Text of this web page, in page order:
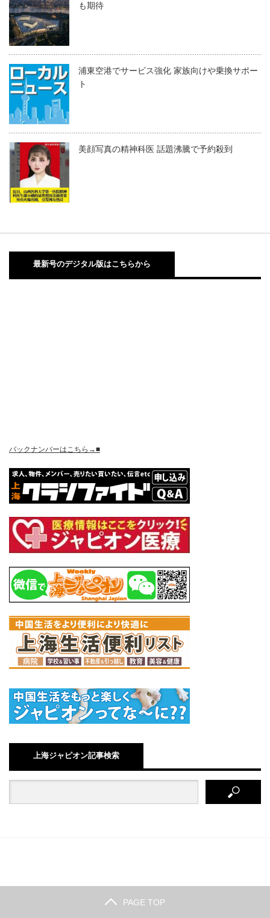
も期待
浦東空港でサービス強化 家族向けや乗換サポー
ト
美顔写真の精神科医 話題沸騰で予約殺到
最新号のデジタル版はこちらから
バックナンバーはこちら→■
上海ジャピオン記事検索
PAGE TOP